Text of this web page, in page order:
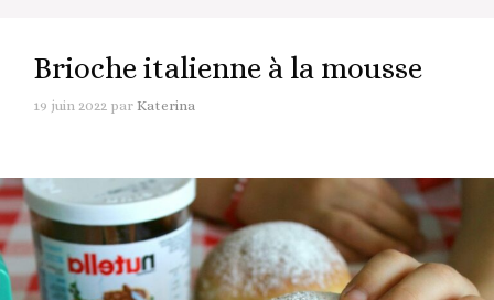
Brioche italienne à la mousse
19 juin 2022 par Katerina